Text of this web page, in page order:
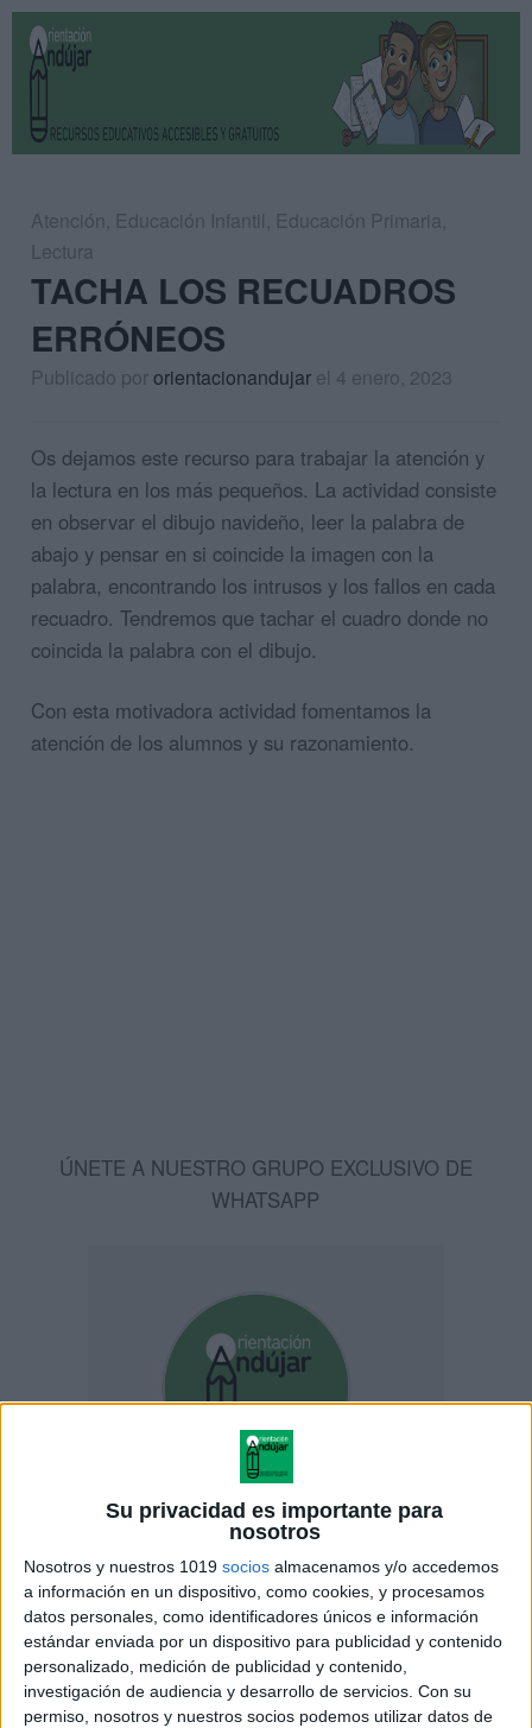
Su privacidad es importante para
nosotros
Nosotros y nuestros 1019 socios almacenamos y/o accedemos
a información en un dispositivo, como cookies, y procesamos
datos personales, como identificadores únicos e información
estándar enviada por un dispositivo para publicidad y contenido
personalizado, medición de publicidad y contenido,
investigación de audiencia y desarrollo de servicios. Con su
permiso, nosotros y nuestros socios podemos utilizar datos de
Atención, Educación Infantil, Educación Primaria,
Lectura
TACHA LOS RECUADROS
ERRÓNEOS
Publicado pororientacionandujar el 4 enero, 2023
Os dejamos este recurso para trabajar la atención y
la lectura en los más pequeños. La actividad consiste
en observar el dibujo navideño, leer la palabra de
abajo y pensar en si coincide la imagen con la
palabra, encontrando los intrusos y los fallos en cada
recuadro. Tendremos que tachar el cuadro donde no
coincida la palabra con el dibujo.
Con esta motivadora actividad fomentamos la
atención de los alumnos y su razonamiento.
ÚNETE A NUESTRO GRUPO EXCLUSIVO DE
WHATSAPP
ENLACE AL GRUPO